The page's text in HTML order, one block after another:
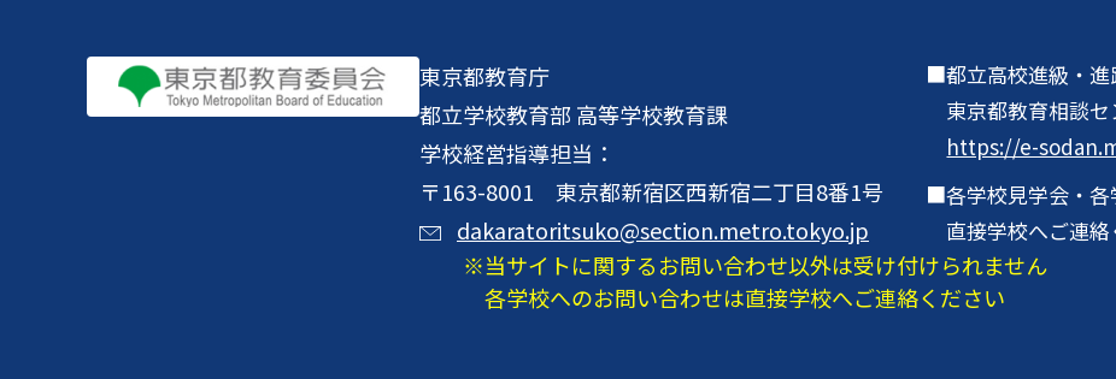
東京都教育庁
都立学校教育部 高等学校教育課
学校経営指導担当：
〒163-8001 東京都新宿区西新宿二丁目8番1号
dakaratoritsuko@section.metro.tokyo.jp
都立高校進級・
東京都教育相談セ
https://e-
各学校見学会・各
直接学校へご連
当サイトに関するお問い合わせ以外は受け付けられません
各学校へのお問い合わせは直接学校へご連絡ください